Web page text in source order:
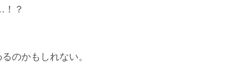
！？
のかもしれない。